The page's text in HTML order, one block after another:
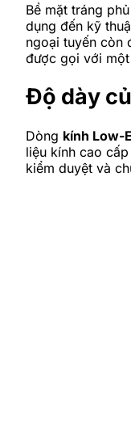
Bề mặt tráng
dụng đến kỹ
ngoại tuyến còn
được gọi với
Độ dày
Dòng kính Low-E
liệu kính cao
kiểm duyệt và